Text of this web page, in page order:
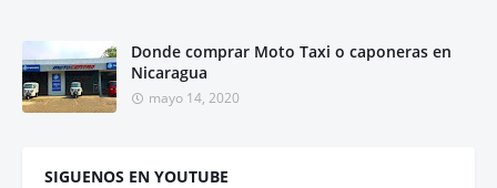
Donde comprar Moto Taxi o caponeras en
Nicaragua
mayo 14, 2020
SIGUENOS EN YOUTUBE